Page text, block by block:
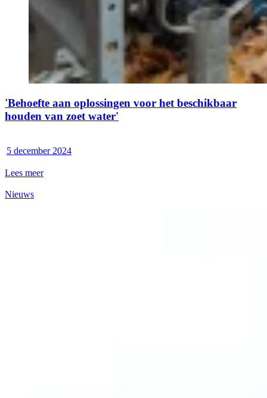
'Behoefte aan oplossingen voor het beschikbaar
houden van zoet water'
5 december 2024
Lees meer
Nieuws